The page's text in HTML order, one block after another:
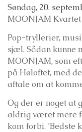
Søndag, 20.
MOONJAM
Pop-tryllerier,
sjæl. Sådan kunne
MOONJAM, som
på Høloftet, med
aftale om at
Og der er noget at
aldrig været mere
kom forbi. ’Bedste